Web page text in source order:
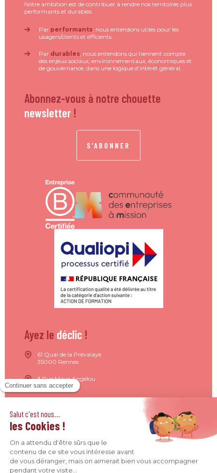
Notre ambition est de contribuer à rendre nos territoires plus
performants et durables.
Par performants, nous entendons utiles pour les
usagers/clients et efficients.
Par durables, nous entendons qui tiennent compte
des enjeux sociaux, environnementaux, économiques et
de gouvernance, dans une logique d’intérêt général.
Abonnez-vous à notre chouette
newsletter !
S'ABONNER
Ayez le déclic !
61 Quai de la Prévalaye
35000 Rennes
3 Rue Maya Angelou
44200 Nantes
4 Quai Jean Moulin
09 71 37 26 34
contact@agence-declic.fr